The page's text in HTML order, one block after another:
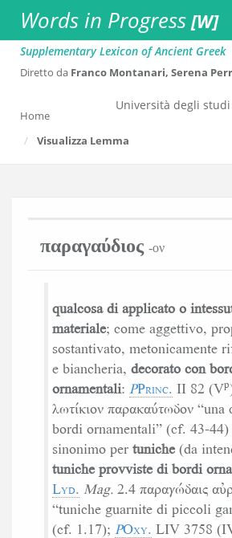
Words in Progress [W]
Supplementary Lexicon of Ancient Greek
Diretto da Franco Montanari, Serena
Università degli
Home
Visualizza Lemma
παραγαύδιος -ον
qualcosa di applicato o
materiale; come aggettivo,
sostantivato, metonicamente
e biancheria, decorato con
ornamentali: PPrinc. II 82 (Vp
λωτίκιον παρακαύτωδον “una
bordi ornamentali” (cf. 43-44)
sinonimo per tuniche (da
tuniche provviste di bordi
Lyd. Mag. 2.4 παραγώδαις
“tuniche guarnite di piccoli
(cf. 1.17); POxy. LIV 3758